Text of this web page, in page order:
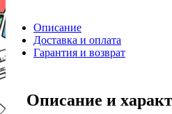
Описание
Доставка и оплата
Гарантия и возврат
Описание и